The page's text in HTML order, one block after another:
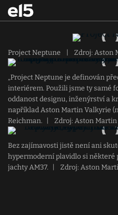
Project Neptune Zdroj: Aston
„Project Neptune je definován
interiérem. Použili jsme ty samé
oddanost designu, inženýrství a
například Aston Martin Valkyrie
Reichman.
Zdroj: Aston Martin
Bez zajímavosti jistě není ani
hypermoderní plavidlo si některé
jachty AM37.
Zdroj: Aston